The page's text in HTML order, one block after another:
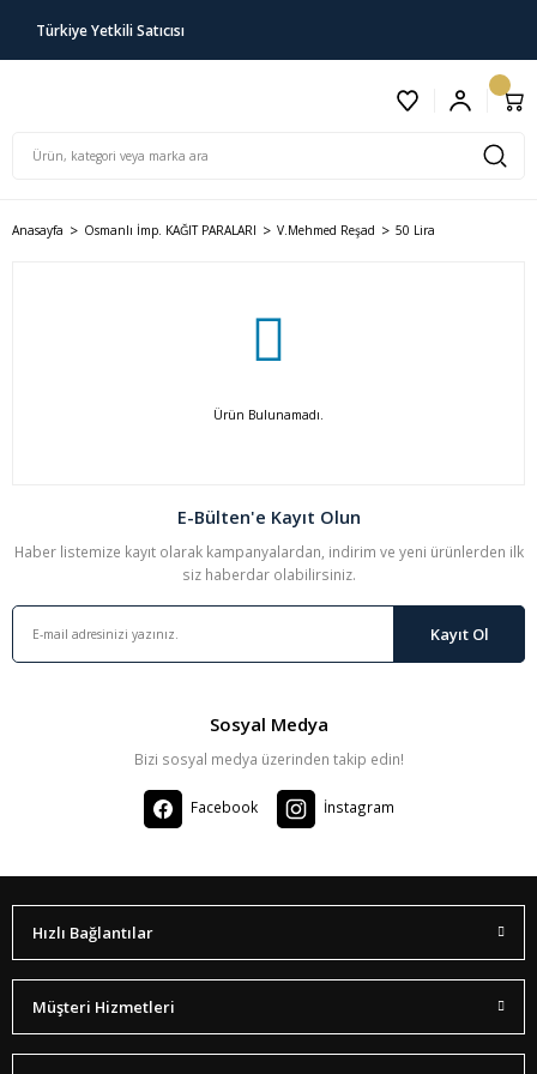
Türkiye Yetkili Satıcısı
Anasayfa Osmanlı İmp. KAĞIT PARALARI V.Mehmed Reşad 50 Lira
Ürün Bulunamadı.
E-Bülten'e Kayıt Olun
Haber listemize kayıt olarak kampanyalardan, indirim ve yeni ürünlerden ilk
siz haberdar olabilirsiniz.
Kayıt Ol
Sosyal Medya
Bizi sosyal medya üzerinden takip edin!
Facebook İnstagram
Hızlı Bağlantılar
Müşteri Hizmetleri